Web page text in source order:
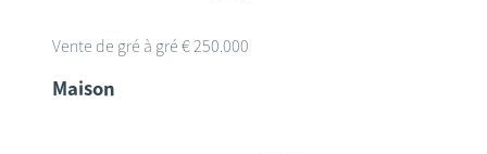
Vente de gré à gré € 250.000
Maison